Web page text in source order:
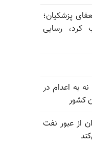
پزشکیان؛
کرد، رسایی
نه به اعدام در
از عبور نفت